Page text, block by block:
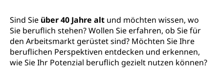
Sind Sie über 40 Jahre alt und möchten wissen, wo
Sie beruflich stehen? Wollen Sie erfahren, ob Sie für
den Arbeitsmarkt gerüstet sind? Möchten Sie Ihre
beruflichen Perspektiven entdecken und erkennen,
wie Sie Ihr Potenzial beruflich gezielt nutzen können?
Verbraucherschutz
Unfallversicherung, Berufsunfallversicherung,
Krankheit, Unfall, Prämienverbilligung,
Krankenkasse
Krankenversicherung (WAS Luzern)
Lebensmittelsicherheit